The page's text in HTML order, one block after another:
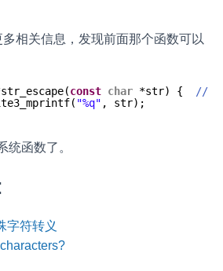
相关信息，发现前面那个函数可以
const char *str) {
//
"%q" , str);
统函数了。
字符转义